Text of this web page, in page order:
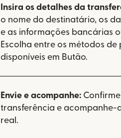
Insira os detalhes da
o nome do destinatário, os
e as informações bancárias
Escolha entre os métodos
disponíveis em Butão.
Envie e acompanhe:
transferência e acompanhe-
real.